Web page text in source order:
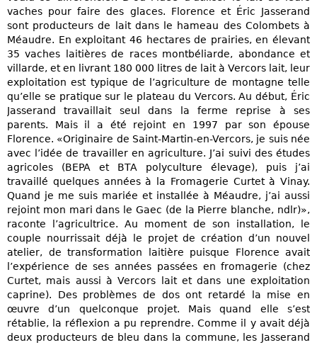
vaches pour faire des glaces. Florence et Éric Jasserand
sont producteurs de lait dans le hameau des Colombets à
Méaudre. En exploitant 46 hectares de prairies, en élevant
35 vaches laitières de races montbéliarde, abondance et
villarde, et en livrant 180 000 litres de lait à Vercors lait, leur
exploitation est typique de l’agriculture de montagne telle
qu’elle se pratique sur le plateau du Vercors. Au début, Éric
Jasserand travaillait seul dans la ferme reprise à ses
parents. Mais il a été rejoint en 1997 par son épouse
Florence. «Originaire de Saint-Martin-en-Vercors, je suis née
avec l’idée de travailler en agriculture. J’ai suivi des études
agricoles (BEPA et BTA polyculture élevage), puis j’ai
travaillé quelques années à la Fromagerie Curtet à Vinay.
Quand je me suis mariée et installée à Méaudre, j’ai aussi
rejoint mon mari dans le Gaec (de la Pierre blanche, ndlr)»,
raconte l’agricultrice. Au moment de son installation, le
couple nourrissait déjà le projet de création d’un nouvel
atelier, de transformation laitière puisque Florence avait
l’expérience de ses années passées en fromagerie (chez
Curtet, mais aussi à Vercors lait et dans une exploitation
caprine). Des problèmes de dos ont retardé la mise en
œuvre d’un quelconque projet. Mais quand elle s’est
rétablie, la réflexion a pu reprendre. Comme il y avait déjà
deux producteurs de bleu dans la commune, les Jasserand